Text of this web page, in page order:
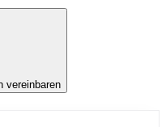
vereinbaren